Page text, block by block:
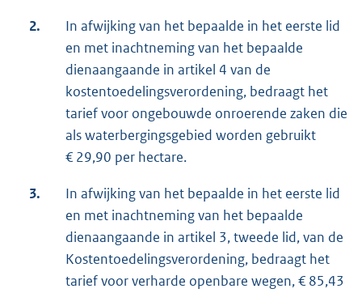
2.
In afwijking van het bepaalde in het eerste lid
en met inachtneming van het bepaalde
dienaangaande in artikel 4 van de
kostentoedelingsverordening, bedraagt het
tarief voor ongebouwde onroerende zaken die
als waterbergingsgebied worden gebruikt
€ 29,90 per hectare.
3.
In afwijking van het bepaalde in het eerste lid
en met inachtneming van het bepaalde
dienaangaande in artikel 3, tweede lid, van de
Kostentoedelingsverordening, bedraagt het
tarief voor verharde openbare wegen, € 85,43